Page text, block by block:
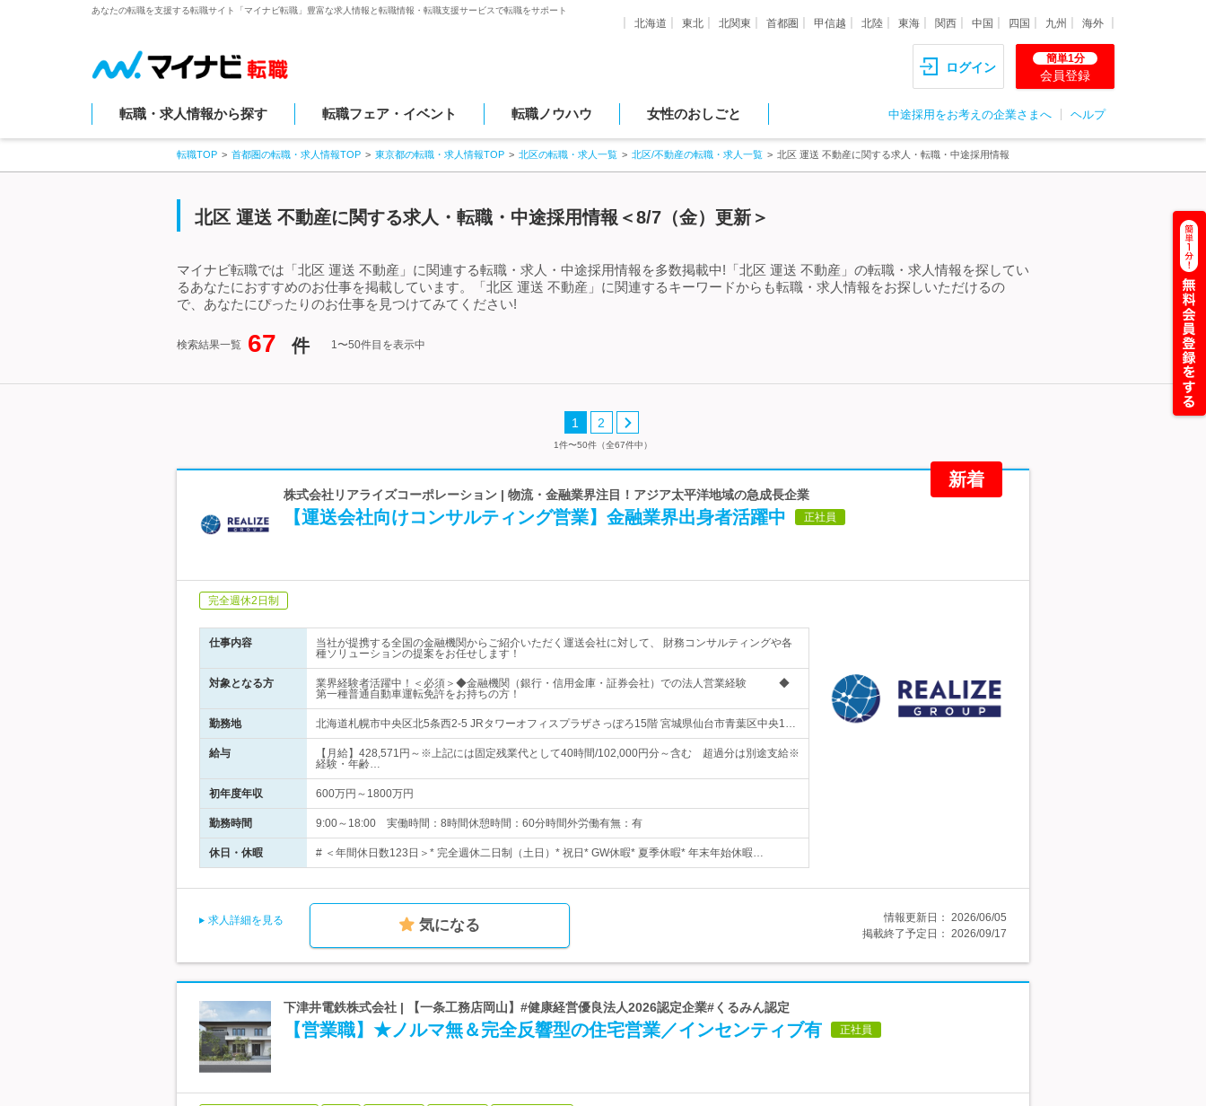
あなたの転職を支援する転職サイト「マイナビ転職」豊富な求人情報と転職情報・転職支援サービスで転職をサポート
北海道 東北 北関東 首都圏 甲信越 北陸 東海 関西 中国 四国 九州 海外
ログイン
簡単1分
会員登録
転職・求人情報から探す 転職フェア・イベント 転職ノウハウ 女性のおしごと 中途採用をお考えの企業さまへ ヘルプ
転職TOP 首都圏の転職・求人情報TOP 東京都の転職・求人情報TOP 北区の転職・求人一覧 北区/不動産の転職・求人一覧 北区 運送 不動産に関する求人・転職・中途採用情報
北区 運送 不動産に関する求人・転職・中途採用情報＜8/7（金）更新＞
マイナビ転職では「北区 運送 不動産」に関連する転職・求人・中途採用情報を多数掲載中!「北区 運送 不動産」の転職・求人情報を探してい
るあなたにおすすめのお仕事を掲載しています。「北区 運送 不動産」に関連するキーワードからも転職・求人情報をお探しいただけるの
で、あなたにぴったりのお仕事を見つけてみてください!
検索結果一覧 67 件 1〜50件目を表示中
1 2
1件〜50件（全67件中）
新着
株式会社リアライズコーポレーション | 物流・金融業界注目！アジア太平洋地域の急成長企業
【運送会社向けコンサルティング営業】金融業界出身者活躍中 正社員
完全週休2日制
仕事内容
当社が提携する全国の金融機関からご紹介いただく運送会社に対して、 財務コンサルティングや各
種ソリューションの提案をお任せします！
対象となる方
業界経験者活躍中！＜必須＞◆金融機関（銀行・信用金庫・証券会社）での法人営業経験 ◆
第一種普通自動車運転免許をお持ちの方！
勤務地 北海道札幌市中央区北5条西2-5 JRタワーオフィスプラザさっぽろ15階 宮城県仙台市青葉区中央1…
給与
【月給】428,571円～※上記には固定残業代として40時間/102,000円分～含む 超過分は別途支給※
経験・年齢…
初年度年収 600万円～1800万円
勤務時間 9:00～18:00 実働時間：8時間休憩時間：60分時間外労働有無：有
休日・休暇 # ＜年間休日数123日＞* 完全週休二日制（土日）* 祝日* GW休暇* 夏季休暇* 年末年始休暇…
求人詳細を見る 気になる 情報更新日： 2026/06/05
掲載終了予定日： 2026/09/17
下津井電鉄株式会社 | 【一条工務店岡山】#健康経営優良法人2026認定企業#くるみん認定
【営業職】★ノルマ無＆完全反響型の住宅営業／インセンティブ有 正社員